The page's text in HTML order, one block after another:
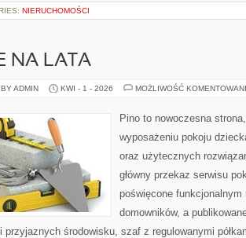
NIERUCHOMOŚCI
NA LATA
ADMIN KWI - 1 - 2026 MOŻLIWOŚĆ
Pino to nowoczesna
wyposażeniu pokoju
oraz użytecznych
główny przekaz serwisu
poświęcone
domowników, a
przyjaznych środowisku, szaf z regulowanymi